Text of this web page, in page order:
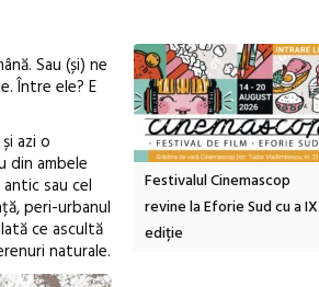
Sau (și) ne
Între ele? E
azi o
din ambele
sau cel
peri-urbanul
ce ascultă
naturale.
Sud cu a IX-a
Sleeping Beauties la Borsec:
dulceață de amintiri la
borcan, o cameră obscură și